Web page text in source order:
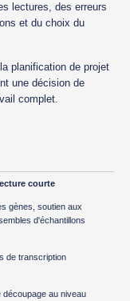
lectures, des erreurs
et du choix du
planification de projet
une décision de
complet.
courte
gènes, soutien aux
d'échantillons
de transcription
au niveau